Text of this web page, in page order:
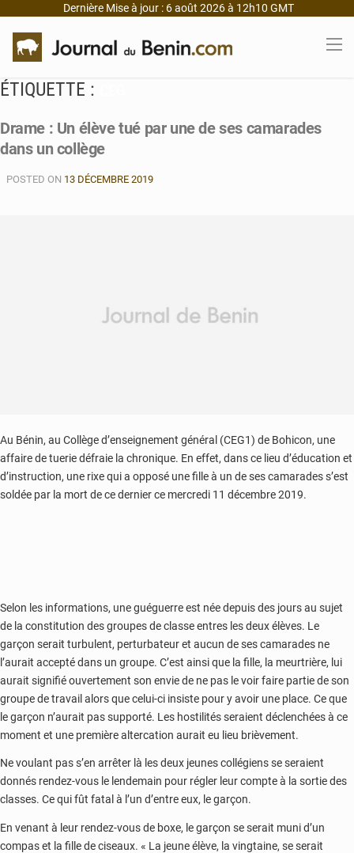
Dernière Mise à jour : 6 août 2026 à 12h10 GMT
ÉTIQUETTE :
Drame : Un élève tué par une de ses camarades
dans un collège
POSTED ON 13 DÉCEMBRE 2019
Au Bénin, au Collège d’enseignement général (CEG1) de Bohicon, une
affaire de tuerie défraie la chronique. En effet, dans ce lieu d’éducation et
d’instruction, une rixe qui a opposé une fille à un de ses camarades s’est
soldée par la mort de ce dernier ce mercredi 11 décembre 2019.
Selon les informations, une guéguerre est née depuis des jours au sujet
de la constitution des groupes de classe entres les deux élèves. Le
garçon serait turbulent, perturbateur et aucun de ses camarades ne
l’aurait accepté dans un groupe. C’est ainsi que la fille, la meurtrière, lui
aurait signifié ouvertement son envie de ne pas le voir faire partie de son
groupe de travail alors que celui-ci insiste pour y avoir une place. Ce que
le garçon n’aurait pas supporté. Les hostilités seraient déclenchées à ce
moment et une première altercation aurait eu lieu brièvement.
Ne voulant pas s’en arrêter là les deux jeunes collégiens se seraient
donnés rendez-vous le lendemain pour régler leur compte à la sortie des
classes. Ce qui fût fatal à l’un d’entre eux, le garçon.
En venant à leur rendez-vous de boxe, le garçon se serait muni d’un
compas et la fille de ciseaux. « La jeune élève, la vingtaine, se serait